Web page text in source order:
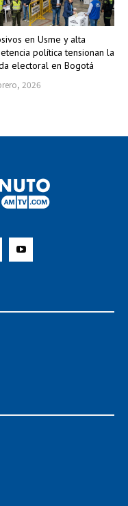
en Usme y alta
política tensionan la
electoral en Bogotá
2026